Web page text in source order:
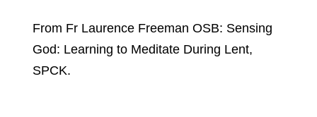
From Fr Laurence Freeman OSB: Sensing
God: Learning to Meditate During Lent,
SPCK.